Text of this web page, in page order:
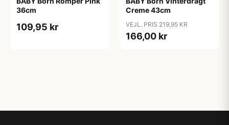
36cm
109,95 kr
Creme 43cm
VEJL. PRIS 219,95 KR
166,00 kr